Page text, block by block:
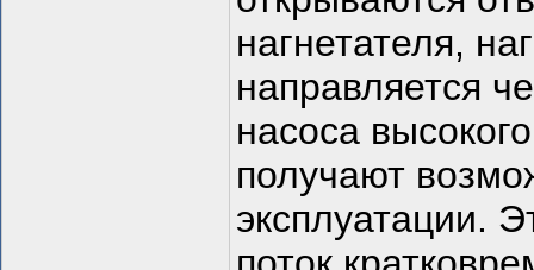
нагнетателя,
направляется
насоса
получают
эксплуатации.